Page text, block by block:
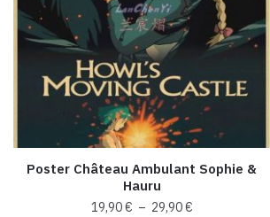
Poster Château Ambulant Sophie &
Hauru
19,90€ – 29,90€Plage